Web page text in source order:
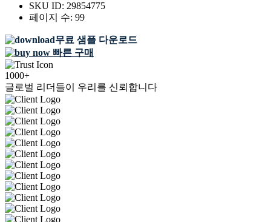
SKU ID: 29854775
페이지 수: 99
무료 샘플 다운로드
빠른 구매
1000+
글로벌 리더들이 우리를 신뢰합니다